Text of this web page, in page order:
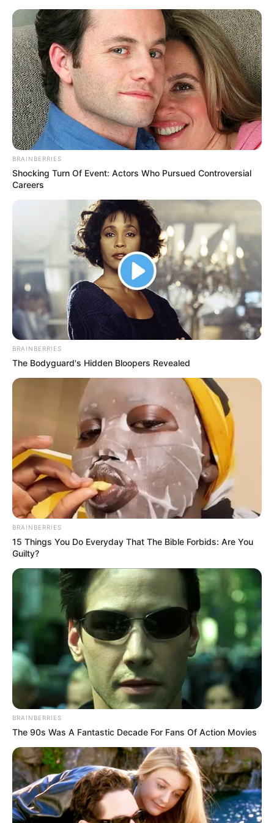
HOME
INSPIRASI
STYLE
FILM &
SERIES
NGAKAK
QUOTES
HYPE
MORE
Rhenald Kasali
BRAINBERRIES
Shocking Turn Of Event: Actors Who Pursued Controversial
Careers
BRAINBERRIES
The Bodyguard's Hidden Bloopers Revealed
BRAINBERRIES
15 Things You Do Everyday That The Bible Forbids: Are You
Guilty?
BRAINBERRIES
The 90s Was A Fantastic Decade For Fans Of Action Movies